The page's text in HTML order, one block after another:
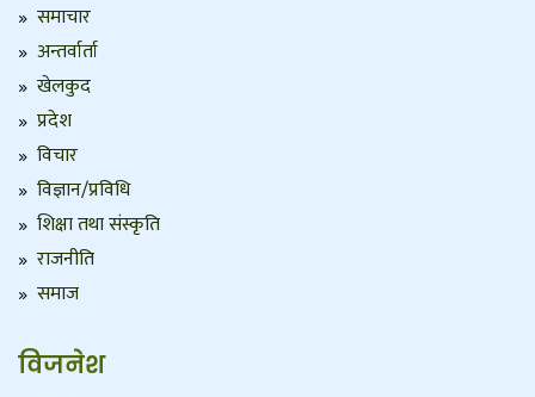
समाचार
अन्तर्वार्ता
खेलकुद
प्रदेश
विचार
विज्ञान/प्रविधि
शिक्षा तथा संस्कृति
राजनीति
समाज
विजनेश